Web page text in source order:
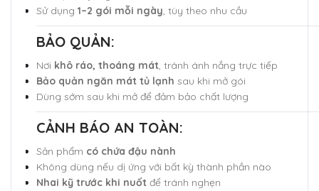
Sử dụng 1–2 gói mỗi ngày, tùy theo nhu cầu
BẢO QUẢN:
Nơi khô ráo, thoáng mát, tránh ánh nắng trực tiếp
Bảo quản ngăn mát tủ lạnh sau khi mở gói
Dùng sớm sau khi mở để đảm bảo chất lượng
CẢNH BÁO AN TOÀN:
Sản phẩm có chứa đậu nành
Không dùng nếu dị ứng với bất kỳ thành phần nào
Nhai kỹ trước khi nuốt để tránh nghẹn